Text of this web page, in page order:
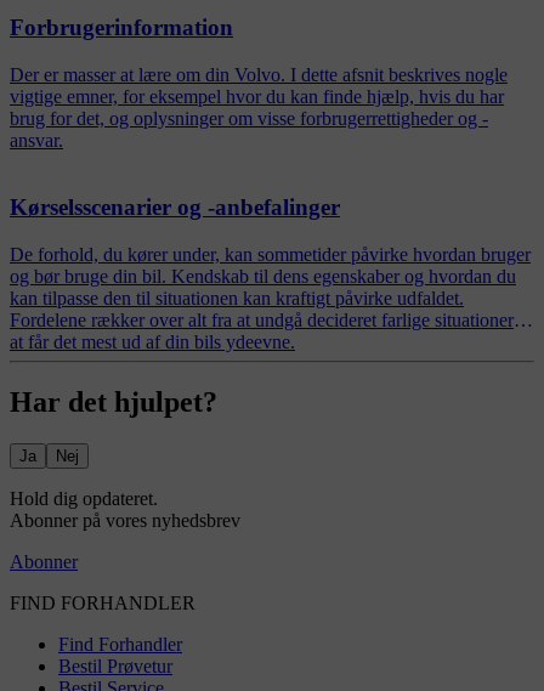
Forbrugerinformation
Der er masser at lære om din Volvo. I dette afsnit beskrives nogle
vigtige emner, for eksempel hvor du kan finde hjælp, hvis du har
brug for det, og oplysninger om visse forbrugerrettigheder og -
ansvar.
Kørselsscenarier og -anbefalinger
De forhold, du kører under, kan sommetider påvirke hvordan bruger
og bør bruge din bil. Kendskab til dens egenskaber og hvordan du
kan tilpasse den til situationen kan kraftigt påvirke udfaldet.
Fordelene rækker over alt fra at undgå decideret farlige situationer til
at får det mest ud af din bils ydeevne.
Har det hjulpet?
Ja Nej